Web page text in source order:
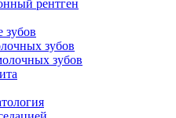
рентген
зубов
зубов
зубов